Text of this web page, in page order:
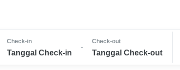
Check-in
Tanggal Check-in
-
Check-out
Tanggal Check-out